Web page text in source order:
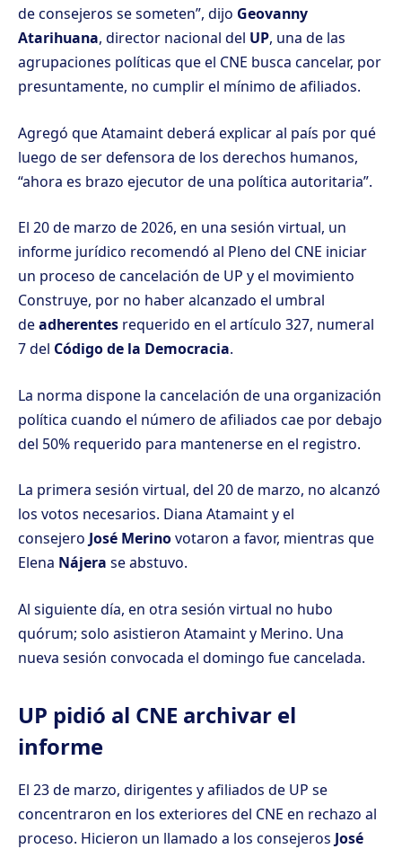
de consejeros se someten”, dijo Geovanny
Atarihuana, director nacional del UP, una de las
agrupaciones políticas que el CNE busca cancelar, por
presuntamente, no cumplir el mínimo de afiliados.
Agregó que Atamaint deberá explicar al país por qué
luego de ser defensora de los derechos humanos,
“ahora es brazo ejecutor de una política autoritaria”.
El 20 de marzo de 2026, en una sesión virtual, un
informe jurídico recomendó al Pleno del CNE iniciar
un proceso de cancelación de UP y el movimiento
Construye, por no haber alcanzado el umbral
deadherentes requerido en el artículo 327, numeral
7 del Código de la Democracia.
La norma dispone la cancelación de una organización
política cuando el número de afiliados cae por debajo
del 50% requerido para mantenerse en el registro.
La primera sesión virtual, del 20 de marzo, no alcanzó
los votos necesarios. Diana Atamaint y el
consejero José Merinovotaron a favor, mientras que
Elena Nájera se abstuvo.
Al siguiente día, en otra sesión virtual no hubo
quórum; solo asistieron Atamaint y Merino. Una
nueva sesión convocada el domingo fue cancelada.
UP pidió al CNE archivar el
informe
El 23 de marzo, dirigentes y afiliados de UP se
concentraron en los exteriores del CNE en rechazo al
proceso. Hicieron un llamado a los consejeros José